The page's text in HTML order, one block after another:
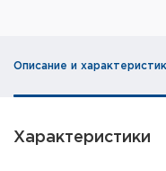
Фальшпатроны
Оружейные
Описание и
Характеристики